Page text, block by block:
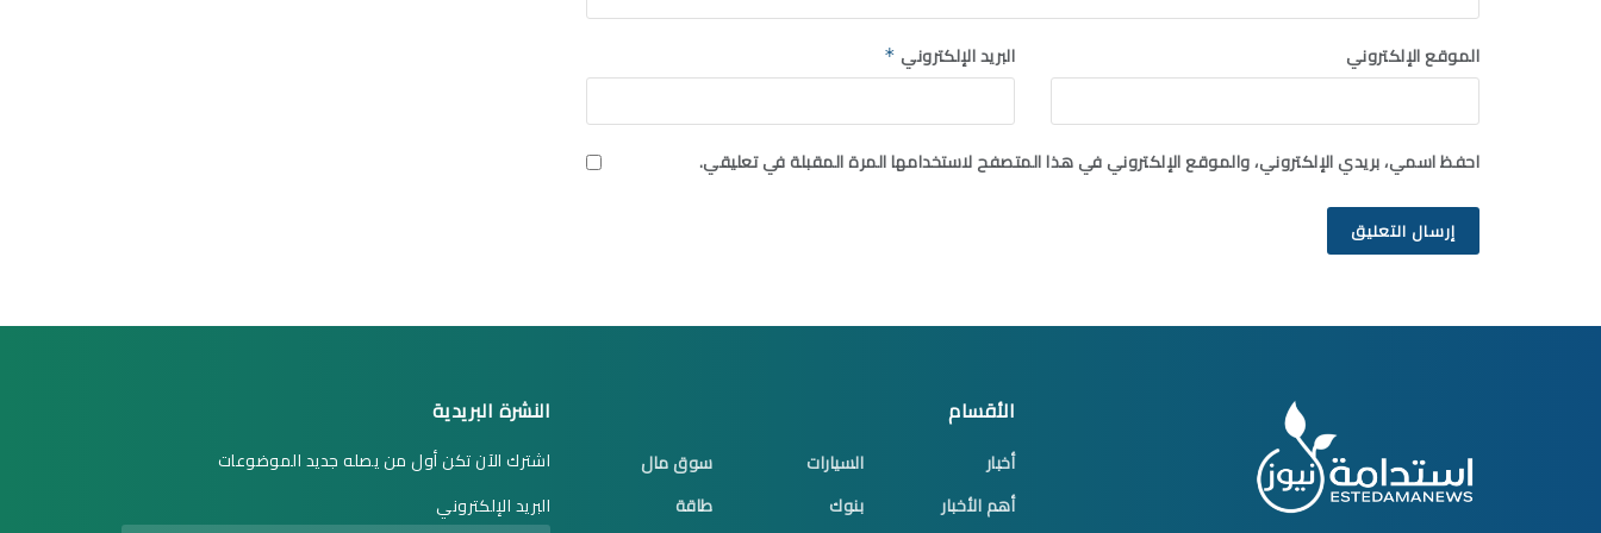
البريد الإلكتروني * الموقع الإلكتروني
احفظ اسمي، بريدي الإلكتروني، والموقع الإلكتروني في هذا المتصفح لاستخدامها المرة المقبلة في تعليقي.
الأقسام
أخبار
أهم الأخبار
السيارات
بنوك
سوق مال
طاقة
النشرة البريدية
اشترك الآن تكن أول من يصله جديد الموضوعات
البريد الإلكتروني